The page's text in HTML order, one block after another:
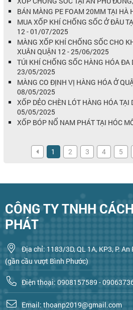
BÁN MÀNG PE FOAM 20MM TẠI
MUA XỐP KHÍ CHỐNG SỐC Ở ĐÂU
12 - 01/07/2025
MÀNG XỐP KHÍ CHỐNG SỐC CHO
XUÂN QUẬN 12 - 25/06/2025
TÚI KHÍ CHỐNG SỐC HÀNG HÓA ĐA
23/05/2025
MÀNG CO ĐỊNH VỊ HÀNG HÓA Ở
08/05/2025
XỐP DẺO CHÈN LÓT HÀNG HÓA TẠI
05/05/2025
XỐP BÓP NỔ NAM PHÁT TẠI HÓC
1 2 3 4 5
CÔNG TY TNHH
PHÁT
Địa chỉ: 1183/3D, QL 1A, KP3, P.
(gần cầu vượt Bình Phước)
Điện thoại: 0908157589 -
Email: thoanp2019@gmail.com